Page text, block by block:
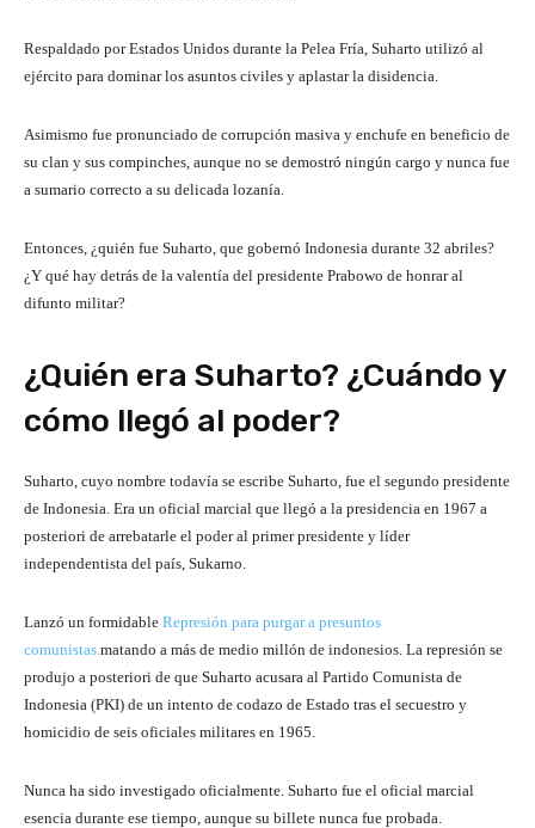
Respaldado por Estados Unidos durante la Pelea Fría, Suharto utilizó al
ejército para dominar los asuntos civiles y aplastar la disidencia.
Asimismo fue pronunciado de corrupción masiva y enchufe en beneficio de
su clan y sus compinches, aunque no se demostró ningún cargo y nunca fue
a sumario correcto a su delicada lozanía.
Entonces, ¿quién fue Suharto, que gobernó Indonesia durante 32 abriles?
¿Y qué hay detrás de la valentía del presidente Prabowo de honrar al
difunto militar?
¿Quién era Suharto? ¿Cuándo y
cómo llegó al poder?
Suharto, cuyo nombre todavía se escribe Suharto, fue el segundo presidente
de Indonesia. Era un oficial marcial que llegó a la presidencia en 1967 a
posteriori de arrebatarle el poder al primer presidente y líder
independentista del país, Sukarno.
Lanzó un formidable Represión para purgar a presuntos
comunistas.matando a más de medio millón de indonesios. La represión se
produjo a posteriori de que Suharto acusara al Partido Comunista de
Indonesia (PKI) de un intento de codazo de Estado tras el secuestro y
homicidio de seis oficiales militares en 1965.
Nunca ha sido investigado oficialmente. Suharto fue el oficial marcial
esencia durante ese tiempo, aunque su billete nunca fue probada.